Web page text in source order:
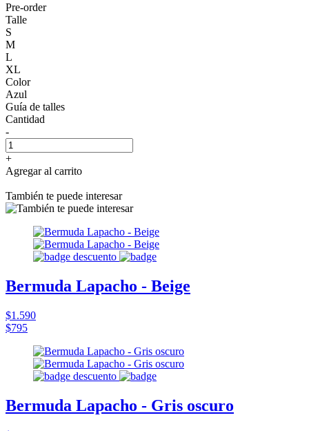
Pre-order
Talle
S
M
L
XL
Color
Azul
Guía de talles
Cantidad
-
+
Agregar al carrito
También te puede interesar
Bermuda Lapacho - Beige
$1.590
$795
Bermuda Lapacho - Gris oscuro